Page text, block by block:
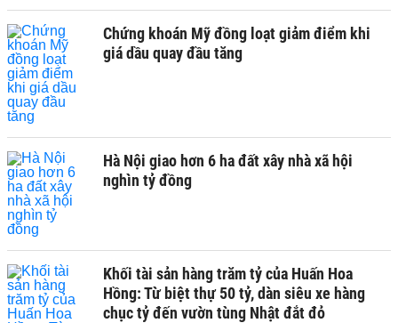
Chứng khoán Mỹ đồng loạt giảm điểm khi
giá dầu quay đầu tăng
Hà Nội giao hơn 6 ha đất xây nhà xã hội
nghìn tỷ đồng
Khối tài sản hàng trăm tỷ của Huấn Hoa
Hồng: Từ biệt thự 50 tỷ, dàn siêu xe hàng
chục tỷ đến vườn tùng Nhật đắt đỏ